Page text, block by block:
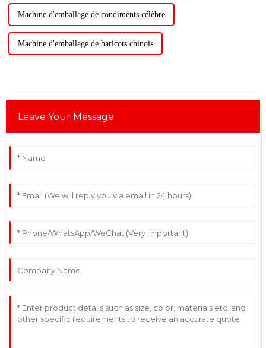
Machine d'emballage de condiments célèbre
Machine d'emballage de haricots chinois
Leave Your Message